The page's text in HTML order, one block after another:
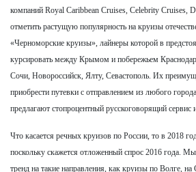
компаний Royal Caribbean Сruises, Celebrity Сruises,
отметить растущую популярность на круизы
«Черноморские круизы», лайнеры которой в
курсировать между Крымом и побережьем
Сочи, Новороссийск, Ялту, Севастополь. Их
приобрести путевки с отправлением из любого
предлагают стопроцентный русскоговорящий сервис
Что касается речных круизов по России, то в 2018
поскольку скажется отложенный спрос 2016 года.
тренд на такие направления, как круизы по Волге,